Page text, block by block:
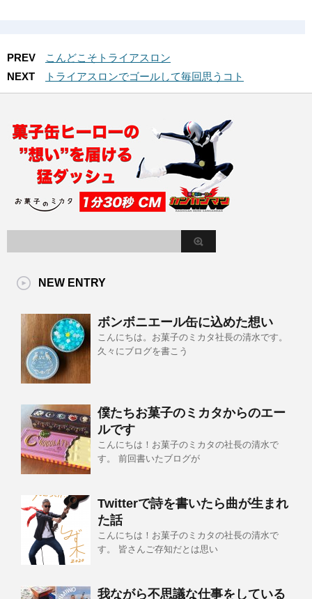
PREV
こんどこそトライアスロン
NEXT
トライアスロンでゴールして毎回思うコト
NEW ENTRY
ボンボニエール缶に込めた想い
こんにちは。お菓子のミカタ社長の清水です。
久々にブログを書こう
僕たちお菓子のミカタからのエー
ルです
こんにちは！お菓子のミカタの社長の清水で
す。 前回書いたブログが
Twitterで詩を書いたら曲が生まれ
た話
こんにちは！お菓子のミカタの社長の清水で
す。 皆さんご存知だとは思い
我ながら不思議な仕事をしている